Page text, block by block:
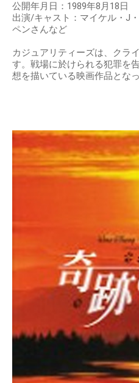
公開年月日：1989年8月18日
出演/キャスト：マイケル・J
ペンさんなど
カジュアリティーズは、クラ
す。戦場に於けられる犯罪を
想を描いている映画作品となっ